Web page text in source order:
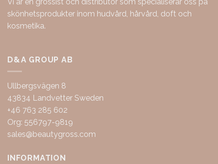
skönhetsprodukter inom hudvård, hårvård, doft och
kosmetika.
D&A GROUP AB
Ullbergsvägen 8
43834 Landvetter Sweden
+46 763 285 602
Org: 556797-9819
sales@beautygross.com
INFORMATION